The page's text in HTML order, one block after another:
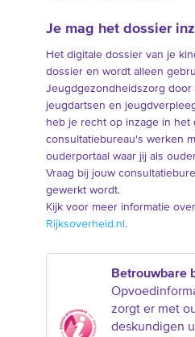
Je mag het dossier
Het digitale dossier van je
dossier en wordt alleen
Jeugdgezondheidszorg door
jeugdartsen en
heb je recht op inzage in het
consultatiebureau's werken
ouderportaal waar jij als
Vraag bij jouw
gewerkt wordt.
Kijk voor meer informatie
Rijksoverheid.nl.
Betrouwbare
zorgt er met
deskundigen